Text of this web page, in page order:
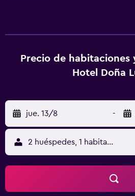
Gran Canaria ofrece acceso a
gratis. Los servicios para las
de limpieza todos los días.
Precio de habitaciones
Hotel Doña
jue. 13/8 -
2 huéspedes, 1 habitación